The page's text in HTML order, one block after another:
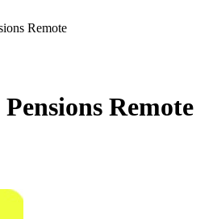
Remote
Remote